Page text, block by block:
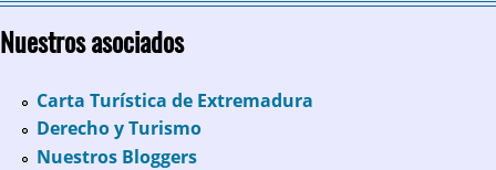
Nuestros asociados
Carta Turística de Extremadura
Derecho y Turismo
Nuestros Bloggers